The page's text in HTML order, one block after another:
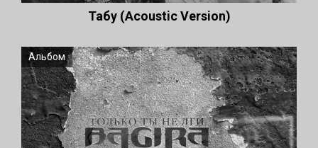
Табу (Acoustic Version)
Альбом